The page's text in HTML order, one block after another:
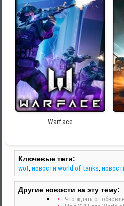
Warface
Ключевые теги:
wot, новости world of tanks,
Другие новости на эту тему:
Что ждать от